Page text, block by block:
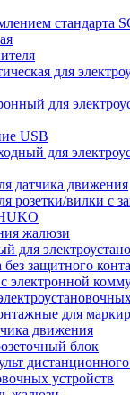
стандарта
для
для
USB
для
датчика движения
розетки/вилки с
жалюзи
для
защитного
электронной
для
движения
блок
устройств